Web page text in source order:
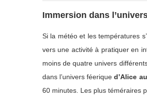
Immersion dans
Si la météo et les températures
vers une activité à pratiquer en
moins de quatre univers
dans l’univers féeriqued’Alice
60 minutes. Les plus téméraires